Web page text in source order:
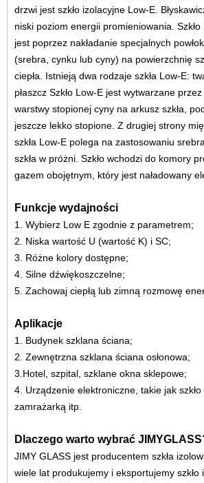
drzwi jest szkło izolacyjne Low-E.
niski poziom energii promieniowania.
jest poprzez nakładanie specjalnych
(srebra, cynku lub cyny) na powierzchnię
ciepła. Istnieją dwa rodzaje szkła Low-E:
płaszcz Szkło Low-E jest wytwarzane
warstwy stopionej cyny na arkusz szkła,
jeszcze lekko stopione. Z drugiej strony
szkła Low-E polega na zastosowaniu
szkła w próżni. Szkło wchodzi do komory
gazem obojętnym, który jest naładowany
Funkcje wydajności
1. Wybierz Low E zgodnie z parametrem;
2. Niska wartość U (wartość K) i SC;
3. Różne kolory dostępne;
4. Silne dźwiękoszczelne;
5. Zachowaj ciepłą lub zimną rozmowę
Aplikacje
1. Budynek szklana ściana;
2. Zewnętrzna szklana ściana osłonowa;
3.Hotel, szpital, szklane okna sklepowe;
4. Urządzenie elektroniczne, takie jak
zamrażarką itp.
Dlaczego warto wybrać
JIMY GLASS jest producentem szkła
wiele lat produkujemy i eksportujemy szkło